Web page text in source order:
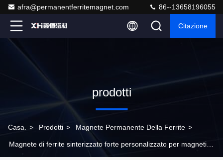
afra@permanentferritemagnet.com 86--13658196055
Citazione
prodotti
Casa. > Prodotti > Magnete Permanente Della Ferrite >
Magnete di ferrite sinterizzato forte personalizzato per magneti